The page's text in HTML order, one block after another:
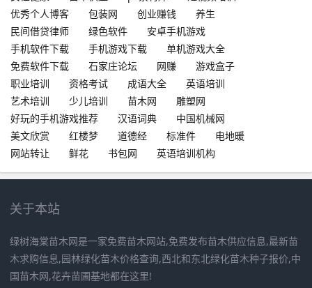
优秀个人博客
包装网 创业赚钱
养生
民间借贷律师
绿色软件
安卓手机游戏
手机软件下载
手机游戏下载
单机游戏大全
免费软件下载
石家庄论坛 网赚
游戏盒子
职业培训
资格考试 成语大全
英语培训
艺术培训
少儿培训 苗木网
雕塑网
好玩的手机游戏推荐
汉语词典
中国机械网
美文欣赏
红楼梦 道德经 标准件
电地暖
网站转让
鲜花 书包网 英语培训机构
关于本站
绿树海棠苗木网是一家免费苗木网站,免费发布苗木供应信息,最新苗
木求购信息,园林绿化苗木价格查询,西北和东北绿化苗木种子报价,中
国苗木网,花卉苗圃基地都在这里!